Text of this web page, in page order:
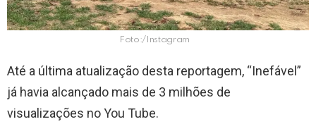
Foto:/Instagram
Até a última atualização desta reportagem, “Inefável”
já havia alcançado mais de 3 milhões de
visualizações no You Tube.